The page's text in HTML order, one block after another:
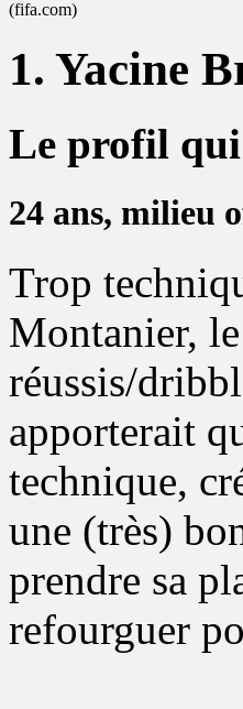
(fifa.com)
1. Yacine
Le profil qui
24 ans, milieu
Trop
Montanier,
réussis/
apporterait
technique,
une (très)
prendre sa
refourguer